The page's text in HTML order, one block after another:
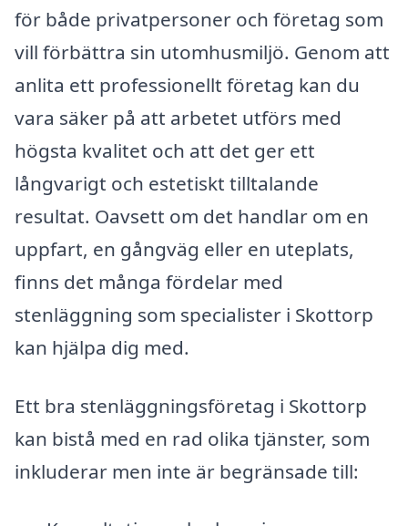
för både privatpersoner och företag som
vill förbättra sin utomhusmiljö. Genom att
anlita ett professionellt företag kan du
vara säker på att arbetet utförs med
högsta kvalitet och att det ger ett
långvarigt och estetiskt tilltalande
resultat. Oavsett om det handlar om en
uppfart, en gångväg eller en uteplats,
finns det många fördelar med
stenläggning som specialister i Skottorp
kan hjälpa dig med.
Ett bra stenläggningsföretag i Skottorp
kan bistå med en rad olika tjänster, som
inkluderar men inte är begränsade till: